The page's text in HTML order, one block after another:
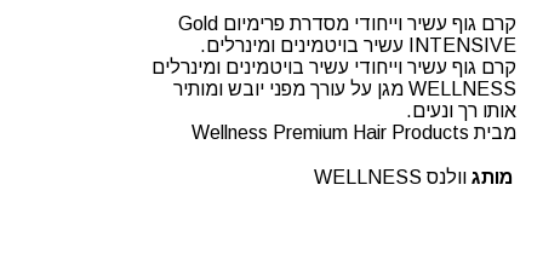
קרם גוף עשיר וייחודי מסדרת פרימיום Gold
INTENSIVE עשיר בויטמינים ומינרלים.
קרם גוף עשיר וייחודי עשיר בויטמינים ומינרלים
WELLNESS מגן על עורך מפני יובש ומותיר
אותו רך ונעים.
מבית Wellness Premium Hair Products
מותג וולנס WELLNESS